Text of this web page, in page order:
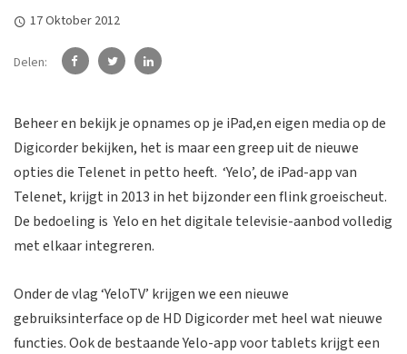
17 Oktober 2012
Delen:
Beheer en bekijk je opnames op je iPad,en eigen media op de
Digicorder bekijken, het is maar een greep uit de nieuwe
opties die Telenet in petto heeft. ‘Yelo’, de iPad-app van
Telenet, krijgt in 2013 in het bijzonder een flink groeischeut.
De bedoeling is Yelo en het digitale televisie-aanbod volledig
met elkaar integreren.
Onder de vlag ‘YeloTV’ krijgen we een nieuwe
gebruiksinterface op de HD Digicorder met heel wat nieuwe
functies. Ook de bestaande Yelo-app voor tablets krijgt een